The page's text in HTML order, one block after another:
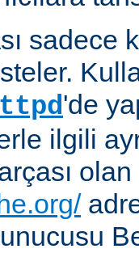
sadece
'de
ilgili